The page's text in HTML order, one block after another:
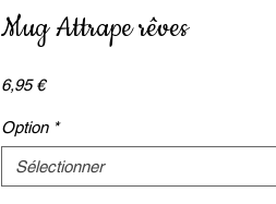
Mug Attrape rêves
6,95 €Prix
Option *
Sélectionner